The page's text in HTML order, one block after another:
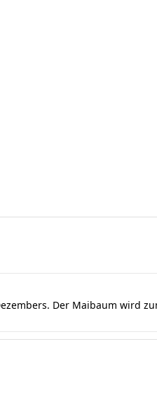
Der Maibaum wird